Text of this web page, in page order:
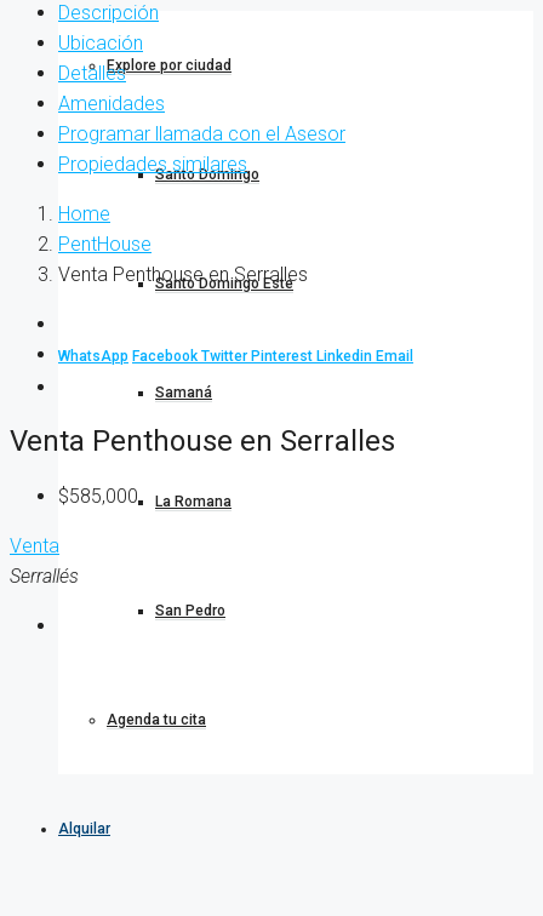
Explore por ciudad
Santo Domingo
Santo Domingo Este
Samaná
La Romana
San Pedro
Agenda tu cita
Alquilar
Descripción
Ubicación
Detalles
Amenidades
Programar llamada con el Asesor
Propiedades similares
Home
PentHouse
Venta Penthouse en Serralles
WhatsApp Facebook Twitter Pinterest Linkedin Email
Venta Penthouse en Serralles
$585,000
Venta
Serrallés